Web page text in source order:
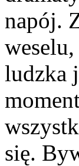
napój.
ludzka
się.